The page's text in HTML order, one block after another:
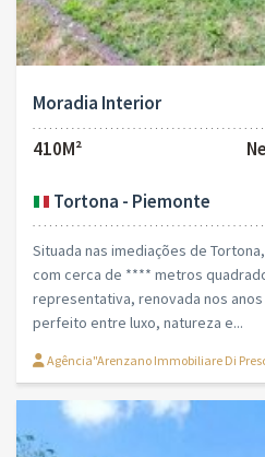
Moradia Interior
410M²
Tortona - Piemonte
Situada nas imediações de
com cerca de **** metros
representativa, renovada nos
perfeito entre luxo, natureza e...
Agência"Arenzano Immobiliare Di